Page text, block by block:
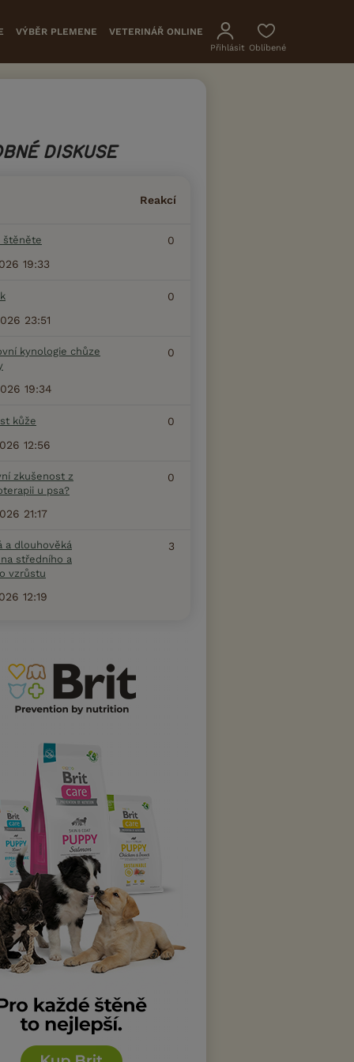
VÝBĚR PLEMENE VETERINÁŘ ONLINE
Přihlásit Oblíbené
DISKUSE
Reakcí
štěněte
0
19:33
0
23:51
kynologie chůze
0
19:34
kůže
0
12:56
zkušenost z
u psa?
0
21:17
a dlouhověká
středního a
vzrůstu
3
12:19